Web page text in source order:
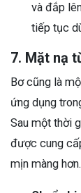
và đắp
tiếp tục
7. Mặt nạ
Bơ cũng là
ứng dụng
Sau một thời
được cung
mịn màng hơn.